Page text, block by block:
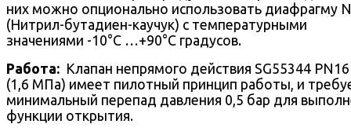
них можно опционально использовать диафрагму
(Нитрил-бутадиен-каучук) с температурными
значениями -10°С …+90°С градусов.
Работа: Клапан непрямого действия SG55344
(1,6 МПа) имеет пилотный принцип работы, и
минимальный перепад давления 0,5 бар для
функции открытия.